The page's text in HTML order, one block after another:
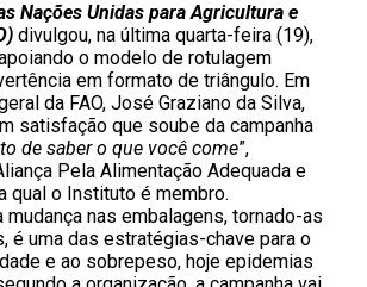
Nações Unidas para Agricultura e
divulgou, na última quarta-feira (19),
o modelo de rotulagem
em formato de triângulo. Em
da FAO, José Graziano da Silva,
satisfação que soube da campanha
de saber o que você come”,
Pela Alimentação Adequada e
qual o Instituto é membro.
mudança nas embalagens, tornado-as
é uma das estratégias-chave para o
e ao sobrepeso, hoje epidemias